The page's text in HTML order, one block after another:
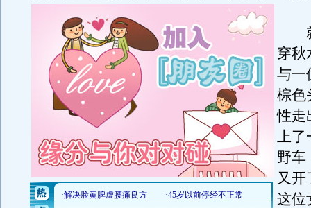
就
穿秋
与一
棕色
性走
上了
野车
又开
这位